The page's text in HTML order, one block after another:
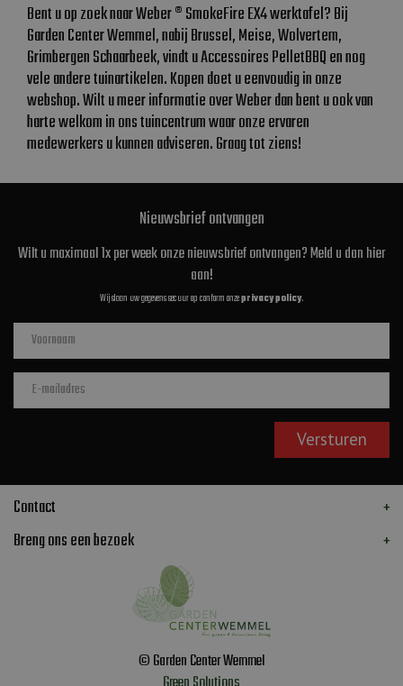
Bent u op zoek naar Weber ® SmokeFire EX4 werktafel? Bij
Garden Center Wemmel, nabij Brussel, Meise, Wolvertem,
Grimbergen Schaarbeek, vindt u Accessoires PelletBBQ en nog
vele andere tuinartikelen. Kopen doet u eenvoudig in onze
webshop. Wilt u meer informatie over Weber dan bent u ook van
harte welkom in ons tuincentrum waar onze ervaren
medewerkers u kunnen adviseren. Graag tot ziens!
Nieuwsbrief ontvangen
Wilt u maximaal 1x per week onze nieuwsbrief ontvangen? Meld u dan hier
aan!
Wij slaan uw gegevens secuur op conform onzeprivacy policy.
Contact
Breng ons een bezoek
© Garden Center Wemmel